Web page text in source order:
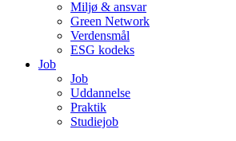
Miljø & ansvar
Green Network
Verdensmål
ESG kodeks
Job
Job
Uddannelse
Praktik
Studiejob